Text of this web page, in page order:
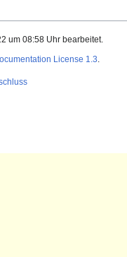
um 08:58 Uhr bearbeitet.
License 1.3.